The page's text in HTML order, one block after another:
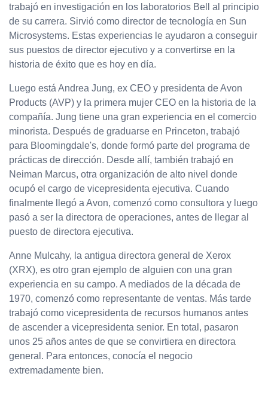
trabajó en investigación en los laboratorios Bell al principio
de su carrera. Sirvió como director de tecnología en Sun
Microsystems. Estas experiencias le ayudaron a conseguir
sus puestos de director ejecutivo y a convertirse en la
historia de éxito que es hoy en día.
Luego está Andrea Jung, ex CEO y presidenta de Avon
Products (AVP) y la primera mujer CEO en la historia de la
compañía. Jung tiene una gran experiencia en el comercio
minorista. Después de graduarse en Princeton, trabajó
para Bloomingdale's, donde formó parte del programa de
prácticas de dirección. Desde allí, también trabajó en
Neiman Marcus, otra organización de alto nivel donde
ocupó el cargo de vicepresidenta ejecutiva. Cuando
finalmente llegó a Avon, comenzó como consultora y luego
pasó a ser la directora de operaciones, antes de llegar al
puesto de directora ejecutiva.
Anne Mulcahy, la antigua directora general de Xerox
(XRX), es otro gran ejemplo de alguien con una gran
experiencia en su campo. A mediados de la década de
1970, comenzó como representante de ventas. Más tarde
trabajó como vicepresidenta de recursos humanos antes
de ascender a vicepresidenta senior. En total, pasaron
unos 25 años antes de que se convirtiera en directora
general. Para entonces, conocía el negocio
extremadamente bien.